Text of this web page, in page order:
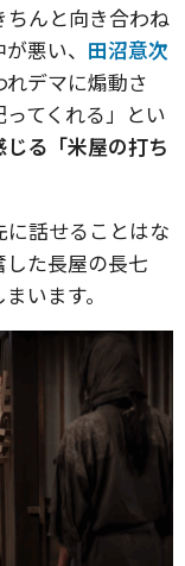
ちんと向き合わね
悪い、 田沼意次
れデマに煽動さ
てくれる」とい
る「米屋の打ち
話せることはな
た長屋の長七
います。